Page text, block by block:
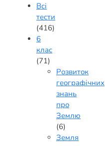
Всі
тести
(416)
6
клас
(71)
Розвиток
географічних
знань
про
Землю
(6)
Земля